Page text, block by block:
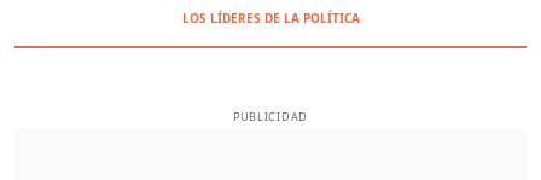
LOS LÍDERES DE LA POLÍTICA
PUBLICIDAD